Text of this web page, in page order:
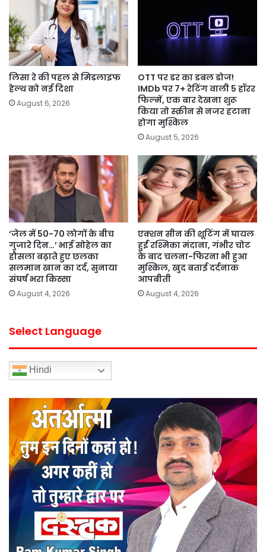
लिसा रे की पहल से मिडलाइफ
हेल्थ को नई दिशा
August 6, 2026
OTT पर डर का डबल डोज!
IMDb पर 7+ रेटिंग वाली 5 हॉरर
फिल्में, एक बार देखना शुरू
किया तो स्क्रीन से नजर हटाना
होगा मुश्किल
August 5, 2026
‘जेल में 50-70 लोगों के बीच
गुजारे दिन…’ भाई सोहेल का
हौसला बढ़ाते हुए छलका
सलमान खान का दर्द, सुनाया
संघर्ष भरा किस्सा
August 4, 2026
एक्शन सीन की शूटिंग में घायल
हुईं रश्मिका मंदाना, गंभीर चोट
के बाद चलना-फिरना भी हुआ
मुश्किल, खुद बताई दर्दनाक
आपबीती
August 4, 2026
Select Language
Hindi